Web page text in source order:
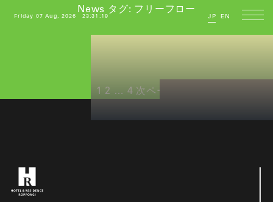
Friday 07 Aug, 2026 23:31:19 JP EN
News タグ: フリーフロー
ペ
ジ
1 ペ
ジ
2 … ペ
ジ
4 次ページ